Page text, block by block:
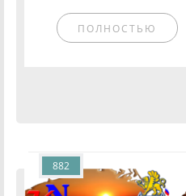
ПОЛНОСТЬЮ
882